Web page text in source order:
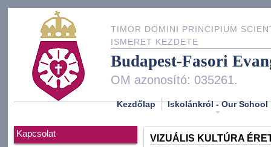
TIMOR DOMINI PRINCIPIUM
ISMERET KEZDETE
Budapest-Fasori
OM azonosító: 035261.
Kezdőlap Iskolánkról - Our School
Kapcsolat VIZUÁLIS KULTÚRA